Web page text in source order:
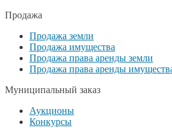
Продажа
Продажа земли
Продажа имущества
Продажа права аренды земли
Продажа права аренды
Муниципальный заказ
Аукционы
Конкурсы